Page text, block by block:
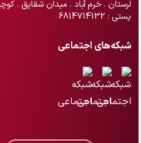
پستی : 6814714132
شبکه‌های اجتماعی